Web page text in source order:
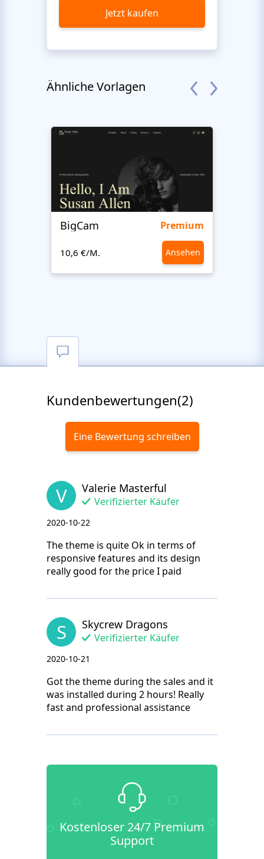
Jetzt kaufen
Ähnliche Vorlagen
BigCam Premium
10,6 €/M. Ansehen
Kundenbewertungen(2)
Eine Bewertung schreiben
V Valerie Masterful
Verifizierter Käufer
2020-10-22
The theme is quite Ok in terms of
responsive features and its design
really good for the price I paid
S Skycrew Dragons
Verifizierter Käufer
2020-10-21
Got the theme during the sales and it
was installed during 2 hours! Really
fast and professional assistance
Kostenloser 24/7 Premium
Support